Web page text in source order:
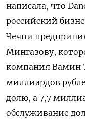
написала, что
российский
Чечни
Мингазову,
компания Вамин
миллиардов
долю, а 7,7
обслуживание